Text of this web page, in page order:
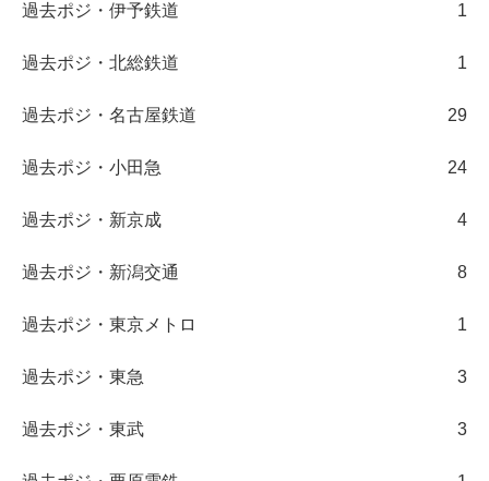
過去ポジ・伊予鉄道 1
過去ポジ・北総鉄道 1
過去ポジ・名古屋鉄道 29
過去ポジ・小田急 24
過去ポジ・新京成 4
過去ポジ・新潟交通 8
過去ポジ・東京メトロ 1
過去ポジ・東急 3
過去ポジ・東武 3